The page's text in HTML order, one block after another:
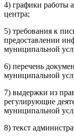
4) графики работы
центра;
5) требования к
предоставлении
муниципальной
6) перечень
муниципальной
7) выдержки из
регулирующие
муниципальной
8) текст